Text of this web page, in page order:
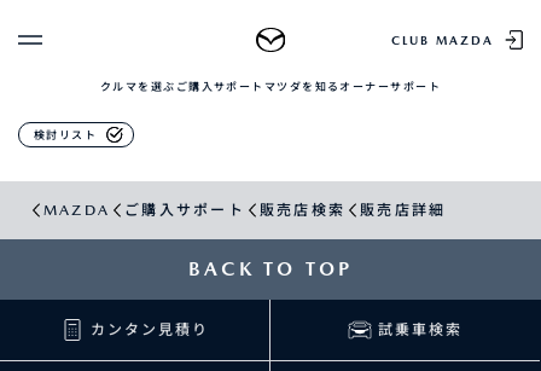
CLUB MAZDA
クルマを選ぶ ご購入サポート マツダを知る オーナーサポート
検討リスト
クルマ購入ガイド
カンタン見積り
新規会員登録
QRコード
登録情報の変更
お知らせ配信の登録・解除
ログアウト
販売店検索
MAZDA ご購入サポート 販売店検索 販売店詳細
BACK TO TOP
カンタン見積り 試乗車検索